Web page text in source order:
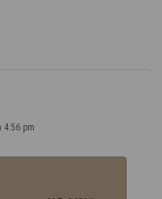
4:56 pm